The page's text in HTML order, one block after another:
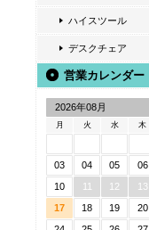
ハイスツール
デスクチェア
営業カレンダー
2026年08月
月 火 水 木
03
04 05 06
10
11 12 13
17
18 19 20